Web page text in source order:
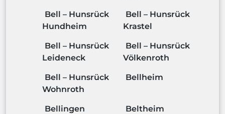
Bell – Hunsrück
Hundheim
Bell – Hunsrück
Krastel
Bell – Hunsrück
Leideneck
Bell – Hunsrück
Völkenroth
Bell – Hunsrück
Wohnroth
Bellheim
Bellingen Beltheim